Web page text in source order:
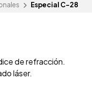
Especial C-28
de refracción.
láser.